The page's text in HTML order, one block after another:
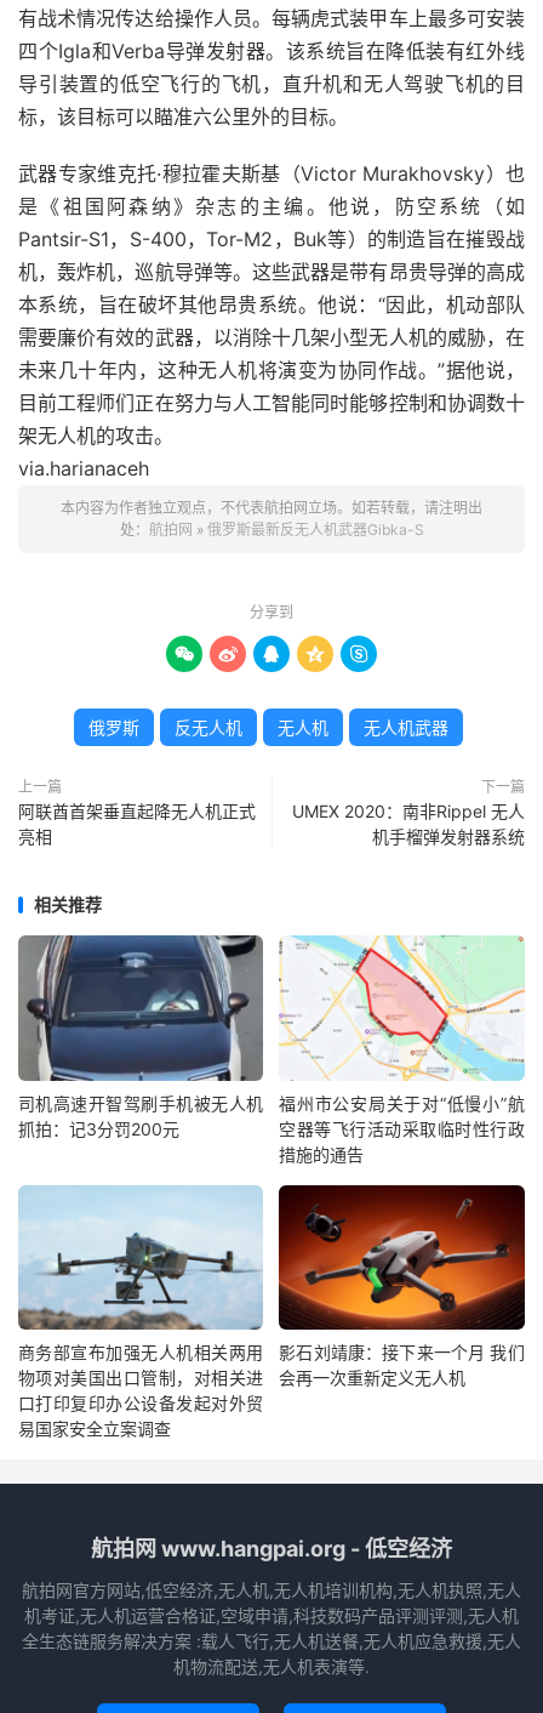
有战术情况传达给操作人员。每辆虎式装甲车上最多可安装
四个Igla和Verba导弹发射器。 该系统旨在降低装有红外线
导引装置的低空飞行的飞机，直升机和无人驾驶飞机的目
标，该目标可以瞄准六公里外的目标。
武器专家维克托·穆拉霍夫斯基（Victor Murakhovsky）也
是《祖国阿森纳》杂志的主编。他说，防空系统（如
Pantsir-S1，S-400，Tor-M2，Buk等）的制造旨在摧毁战
机，轰炸机，巡航导弹等。这些武器是带有昂贵导弹的高成
本系统，旨在破坏其他昂贵系统。他说：“因此，机动部队
需要廉价有效的武器，以消除十几架小型无人机的威胁，在
未来几十年内，这种无人机将演变为协同作战。”据他说，
目前工程师们正在努力与人工智能同时能够控制和协调数十
架无人机的攻击。
via.harianaceh
本内容为作者独立观点，不代表航拍网立场。如若转载，请注明出
处： 航拍网 » 俄罗斯最新反无人机武器Gibka-S
分享到
    
俄罗斯 反无人机 无人机 无人机武器
上一篇
阿联酋首架垂直起降无人机正式
亮相
下一篇
UMEX 2020：南非Rippel 无人
机手榴弹发射器系统
相关推荐
司机高速开智驾刷手机被无人机
抓拍：记3分罚200元
福州市公安局关于对“低慢小”航
空器等飞行活动采取临时性行政
措施的通告
商务部宣布加强无人机相关两用
物项对美国出口管制，对相关进
口打印复印办公设备发起对外贸
易国家安全立案调查
影石刘靖康：接下来一个月 我们
会再一次重新定义无人机
航拍网 www.hangpai.org - 低空经济
航拍网官方网站,低空经济,无人机,无人机培训机构,无人机执照,无人
机考证,无人机运营合格证,空域申请,科技数码产品评测评测,无人机
全生态链服务解决方案 :载人飞行,无人机送餐,无人机应急救援,无人
机物流配送,无人机表演等.